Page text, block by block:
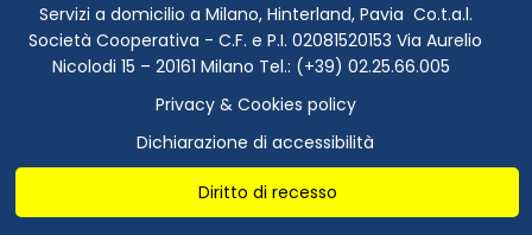
Servizi a domicilio a Milano, Hinterland, Pavia Co.t.a.l.
Società Cooperativa - C.F. e P.I. 02081520153 Via Aurelio
Nicolodi 15 – 20161 Milano Tel.: (+39) 02.25.66.005
Privacy & Cookies policy
Dichiarazione di accessibilità
Diritto di recesso